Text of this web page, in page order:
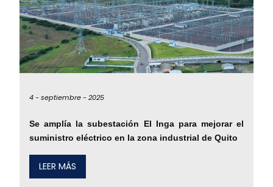
4 -septiembre -2025
Se amplía la subestación El Inga para mejorar el
suministro eléctrico en la zona industrial de Quito
LEER MÁS